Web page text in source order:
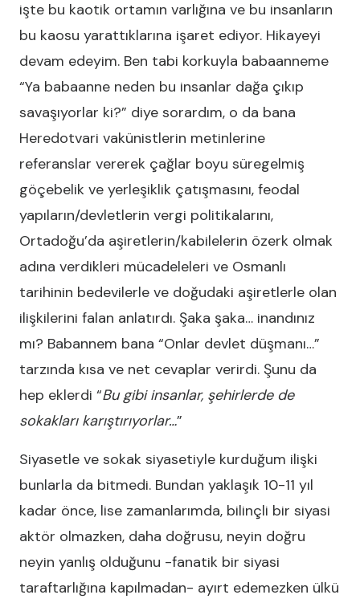
işte bu kaotik ortamın varlığına ve bu insanların
bu kaosu yarattıklarına işaret ediyor. Hikayeyi
devam edeyim. Ben tabi korkuyla babaanneme
“Ya babaanne neden bu insanlar dağa çıkıp
savaşıyorlar ki?” diye sorardım, o da bana
Heredotvari vakünistlerin metinlerine
referanslar vererek çağlar boyu süregelmiş
göçebelik ve yerleşiklik çatışmasını, feodal
yapıların/devletlerin vergi politikalarını,
Ortadoğu’da aşiretlerin/kabilelerin özerk olmak
adına verdikleri mücadeleleri ve Osmanlı
tarihinin bedevilerle ve doğudaki aşiretlerle olan
ilişkilerini falan anlatırdı. Şaka şaka… inandınız
mı? Babannem bana “Onlar devlet düşmanı…”
tarzında kısa ve net cevaplar verirdi. Şunu da
hep eklerdi “Bu gibi insanlar, şehirlerde de
sokakları karıştırıyorlar…”
Siyasetle ve sokak siyasetiyle kurduğum ilişki
bunlarla da bitmedi. Bundan yaklaşık 10-11 yıl
kadar önce, lise zamanlarımda, bilinçli bir siyasi
aktör olmazken, daha doğrusu, neyin doğru
neyin yanlış olduğunu -fanatik bir siyasi
taraftarlığına kapılmadan- ayırt edemezken ülkü